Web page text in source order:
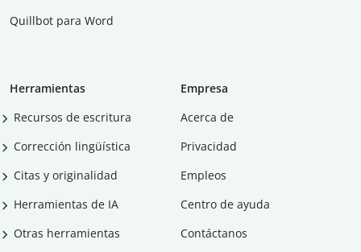
Quillbot para Word
Herramientas
Recursos de escritura
Corrección lingüística
Citas y originalidad
Herramientas de IA
Otras herramientas
Empresa
Acerca de
Privacidad
Empleos
Centro de ayuda
Contáctanos